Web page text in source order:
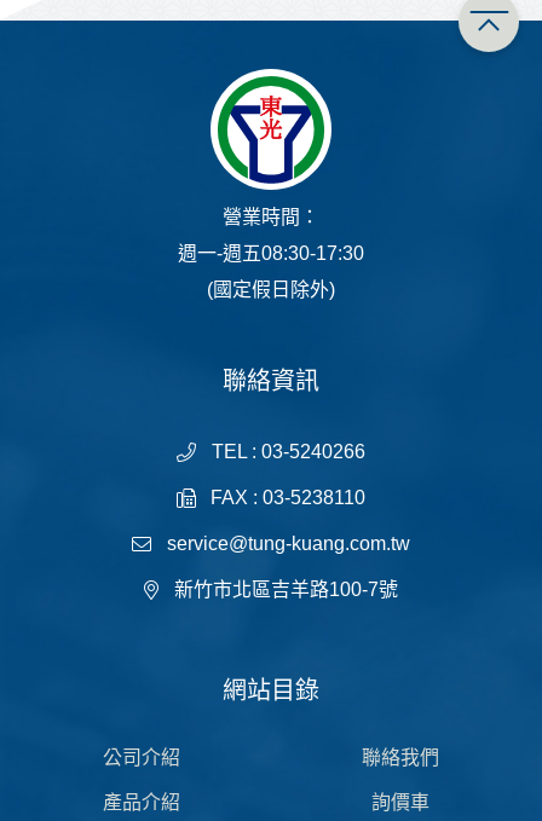
營業時間：
週一-週五08:30-17:30
(國定假日除外)
聯絡資訊
TEL : 03-5240266
FAX : 03-5238110
service@tung-kuang.com.tw
新竹市北區吉羊路100-7號
網站目錄
公司介紹
產品介紹
聯絡我們
詢價車